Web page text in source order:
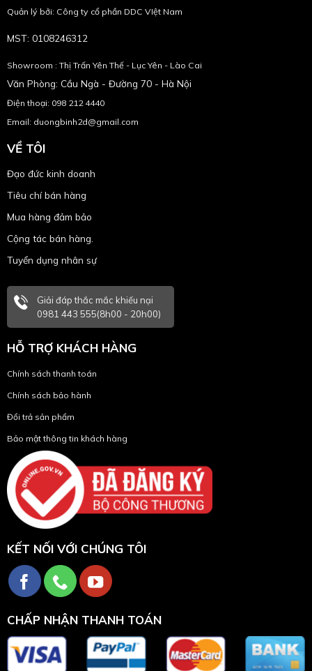
Quản lý bởi: Công ty cổ phần DDC VIệt Nam
MST: 0108246312
Showroom : Thị Trấn Yên Thế - Lục Yên - Lào Cai
Văn Phòng: Cầu Ngà - Đường 70 - Hà Nội
Điện thoại: 098 212 4440
Email: duongbinh2d@gmail.com
VỀ TÔI
Đạo đức kinh doanh
Tiêu chí bán hàng
Mua hàng đảm bảo
Cộng tác bán hàng.
Tuyển dụng nhân sự
Giải đáp thắc mắc khiếu nại
0981 443 555(8h00 - 20h00)
HỖ TRỢ KHÁCH HÀNG
Chính sách thanh toán
Chính sách bảo hành
Đổi trả sản phẩm
Bảo mật thông tin khách hàng
KẾT NỐI VỚI CHÚNG TÔI
CHẤP NHẬN THANH TOÁN